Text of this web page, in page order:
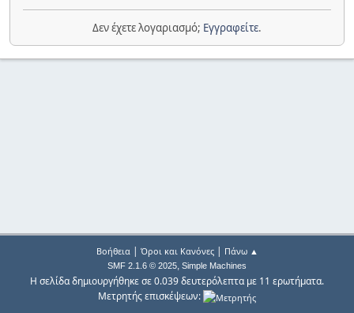
Δεν έχετε λογαριασμό; Εγγραφείτε.
Βοήθεια| Όροι και Κανόνες| Πάνω ▲
SMF 2.1.6 © 2025, Simple Machines
Η σελίδα δημιουργήθηκε σε 0.039 δευτερόλεπτα με 11 ερωτήματα.
Μετρητής επισκέψεων: